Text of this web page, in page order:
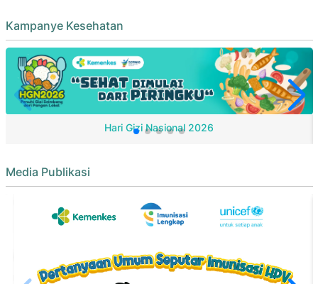
Kampanye Kesehatan
Hari Gizi Nasional 2026
Media Publikasi